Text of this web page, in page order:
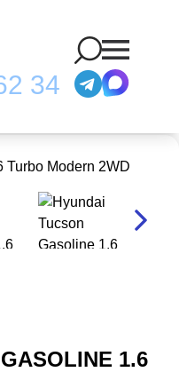
341.6 Turbo Modern
1.6